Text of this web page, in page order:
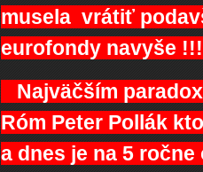
musela vrátiť
eurofondy navyše
Najväčším
Róm Peter Pollák
a dnes je na 5